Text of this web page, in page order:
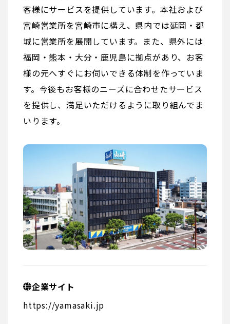
客様にサービスを提供しています。本社および
宮崎営業所を宮崎市に構え、県内では延岡・都
城に営業所を展開しています。また、県外には
福岡・熊本・大分・鹿児島に拠点があり、お客
様の元へすぐにお伺いできる体制を作っていま
す。今後もお客様のニーズに合わせたサービス
を提供し、満足いただけるように取り組んでま
いります。
企業サイト
https://yamasaki.jp